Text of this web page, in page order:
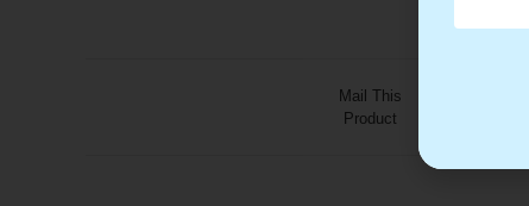
Mail This
Product